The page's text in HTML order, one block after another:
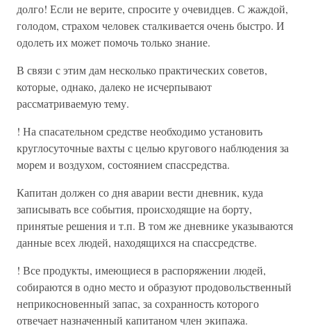
долго! Если не верите, спросите у очевидцев. С жаждой,
голодом, страхом человек сталкивается очень быстро. И
одолеть их может помочь только знание.
В связи с этим дам несколько практических советов,
которые, однако, далеко не исчерпывают
рассматриваемую тему.
! На спасательном средстве необходимо установить
круглосуточные вахты с целью кругового наблюдения за
морем и воздухом, состоянием спассредства.
Капитан должен со дня аварии вести дневник, куда
записывать все события, происходящие на борту,
принятые решения и т.п. В том же дневнике указываются
данные всех людей, находящихся на спассредстве.
! Все продукты, имеющиеся в распоряжении людей,
собираются в одно место и образуют продовольственный
неприкосновенный запас, за сохранность которого
отвечает назначенный капитаном член экипажа.